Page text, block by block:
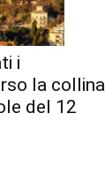
i
la collina
del 12